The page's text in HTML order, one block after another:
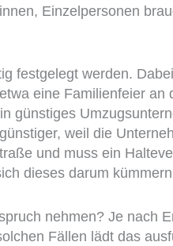
Einzelpersonen
festgelegt werden.
eine Familienfeier an
günstiges
weil die
und muss ein
dieses darum
nehmen? Je nach
Fällen lädt das